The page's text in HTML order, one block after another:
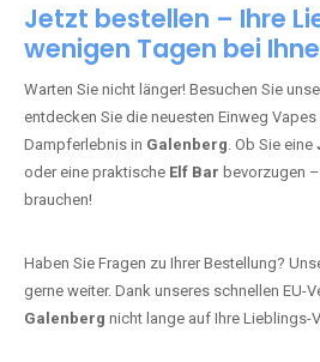
Jetzt bestellen – Ihre
wenigen Tagen bei
Warten Sie nicht länger! Besuchen Sie
entdecken Sie die neuesten Einweg
Dampferlebnis in Galenberg. Ob Sie eine
oder eine praktische Elf Bar bevorzugen
brauchen!
Haben Sie Fragen zu Ihrer Bestellung?
gerne weiter. Dank unseres schnellen EU-
Galenberg nicht lange auf Ihre Lieblings-